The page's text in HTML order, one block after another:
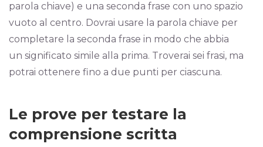
parola chiave) e una seconda frase con uno spazio
vuoto al centro. Dovrai usare la parola chiave per
completare la seconda frase in modo che abbia
un significato simile alla prima. Troverai sei frasi, ma
potrai ottenere fino a due punti per ciascuna.
Le prove per testare la
comprensione scritta